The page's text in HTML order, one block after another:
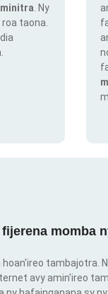
minitra . Ny
taona.
momba
hoan'ireo tambajotra.
avy amin'ireo